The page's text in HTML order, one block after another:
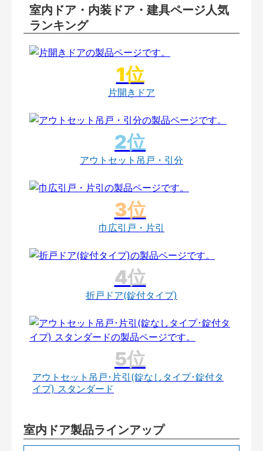
室内ドア・内装ドア・建具ページ人気
ランキング
片開きドア
アウトセット吊戸・引分
巾広引戸・片引
折戸ドア(錠付タイプ)
アウトセット吊戸･片引(錠なしタイプ･錠付タ
イプ) スタンダード
室内ドア製品ラインアップ